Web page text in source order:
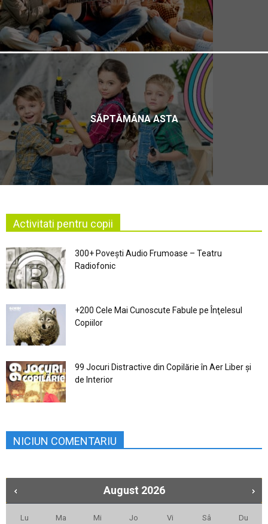
SĂPTĂMÂNA ASTA
Activitati pentru copii
300+ Povești Audio Frumoase – Teatru
Radiofonic
+200 Cele Mai Cunoscute Fabule pe Înţelesul
Copiilor
99 Jocuri Distractive din Copilărie în Aer Liber şi
de Interior
NICIUN COMENTARIU
August 2026
Lu Ma Mi Jo Vi Sâ Du